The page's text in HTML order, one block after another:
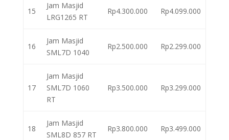
15
Jam Masjid
LRG1265 RT
Rp4.300.000 Rp4.099.000
16
Jam Masjid
SML7D 1040
Rp2.500.000 Rp2.299.000
17
Jam Masjid
SML7D 1060
RT
Rp3.500.000 Rp3.299.000
18
Jam Masjid
SML8D 857 RT
Rp3.800.000 Rp3.499.000